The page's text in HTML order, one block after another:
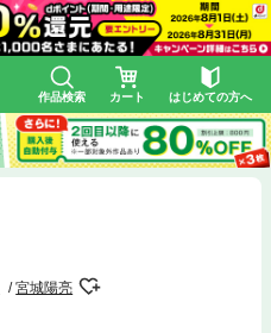
作品検索 カート はじめての方へ
宮城陽亮